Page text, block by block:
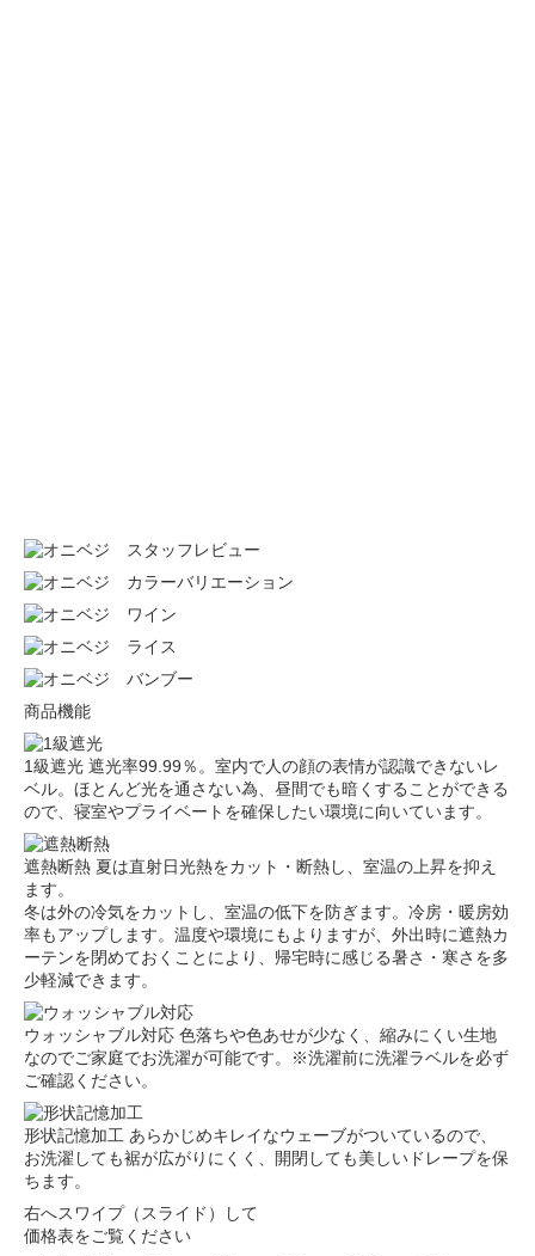
商品機能
1級遮光 遮光率99.99％。室内で人の顔の表情が認識できないレ
ベル。ほとんど光を通さない為、昼間でも暗くすることができる
ので、寝室やプライベートを確保したい環境に向いています。
遮熱断熱 夏は直射日光熱をカット・断熱し、室温の上昇を抑え
ます。
冬は外の冷気をカットし、室温の低下を防ぎます。冷房・暖房効
率もアップします。温度や環境にもよりますが、外出時に遮熱カ
ーテンを閉めておくことにより、帰宅時に感じる暑さ・寒さを多
少軽減できます。
ウォッシャブル対応 色落ちや色あせが少なく、縮みにくい生地
なのでご家庭でお洗濯が可能です。※洗濯前に洗濯ラベルを必ず
ご確認ください。
形状記憶加工 あらかじめキレイなウェーブがついているので、
お洗濯しても裾が広がりにくく、開閉しても美しいドレープを保
ちます。
右へスワイプ（スライド）して
価格表をご覧ください